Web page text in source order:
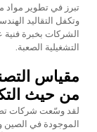
تبرز في تطوير مواد
وتكفل التقاليد
الشركات بخبرة فنية
التشغيلية الصعبة.
مقياس
من حيث
لقد وسّعت شركات
الموجودة في الصين